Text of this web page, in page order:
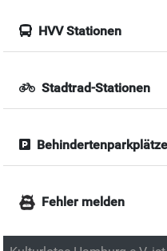
HVV Stationen
Stadtrad-Stationen
Behindertenparkplätze
Fehler melden